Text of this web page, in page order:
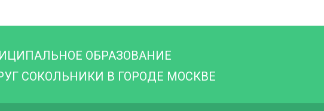
ОБРАЗОВАНИЕ
СОКОЛЬНИКИ В ГОРОДЕ МОСКВЕ